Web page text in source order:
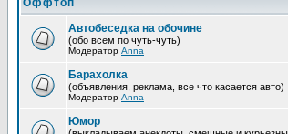
Оффтоп
Автобеседка на обочине
(обо всем по чуть-чуть)
Модератор Anna
Барахолка
(объявления, реклама, все что касается авто)
Модератор Anna
Юмор